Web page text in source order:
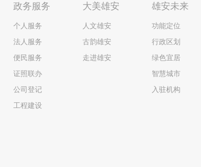
政务服务
个人服务
法人服务
便民服务
证照联办
公司登记
工程建设
大美雄安
人文雄安
古韵雄安
走进雄安
雄安未来
功能定位
行政区划
绿色宜居
智慧城市
入驻机构